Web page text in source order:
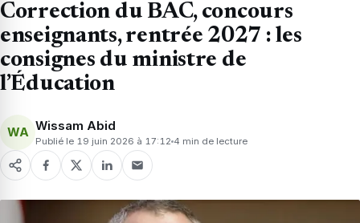
Correction du BAC, concours
enseignants, rentrée 2027 : les
consignes du ministre de
l’Éducation
WA Wissam Abid
Publié le 19 juin 2026 à 17:12 4 min de lecture